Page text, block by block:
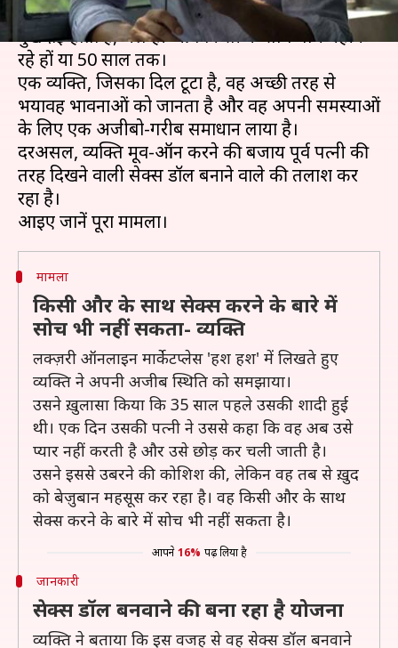
यह बात किसी से छुपी हुई नहीं है कि ब्रेकअप बहुत ही
दुखदाई होता है, भले ही आप किसी के साथ पाँच महीने
रहे हों या 50 साल तक।
एक व्यक्ति, जिसका दिल टूटा है, वह अच्छी तरह से
भयावह भावनाओं को जानता है और वह अपनी समस्याओं
के लिए एक अजीबो-गरीब समाधान लाया है।
दरअसल, व्यक्ति मूव-ऑन करने की बजाय पूर्व पत्नी की
तरह दिखने वाली सेक्स डॉल बनाने वाले की तलाश कर
रहा है।
मामला
किसी और के साथ सेक्स करने के बारे में
सोच भी नहीं सकता- व्यक्ति
लक्ज़री ऑनलाइन मार्केटप्लेस 'हश हश' में लिखते हुए
व्यक्ति ने अपनी अजीब स्थिति को समझाया।
उसने ख़ुलासा किया कि 35 साल पहले उसकी शादी हुई
थी। एक दिन उसकी पत्नी ने उससे कहा कि वह अब उसे
प्यार नहीं करती है और उसे छोड़ कर चली जाती है।
उसने इससे उबरने की कोशिश की, लेकिन वह तब से ख़ुद
को बेज़ुबान महसूस कर रहा है। वह किसी और के साथ
सेक्स करने के बारे में सोच भी नहीं सकता है।
आपने 16% पढ़ लिया है
जानकारी
सेक्स डॉल बनवाने की बना रहा है योजना
व्यक्ति ने बताया कि इस वजह से वह सेक्स डॉल बनवाने